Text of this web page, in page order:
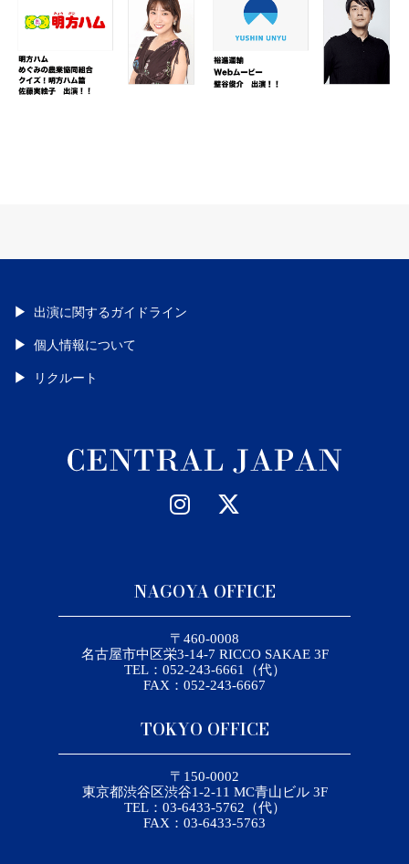
出演に関するガイドライン
個人情報について
リクルート
NAGOYA OFFICE
〒460-0008
名古屋市中区栄3-14-7 RICCO SAKAE 3F
TEL：052-243-6661（代）
FAX：052-243-6667
TOKYO OFFICE
〒150-0002
東京都渋谷区渋谷1-2-11 MC青山ビル 3F
TEL：03-6433-5762（代）
FAX：03-6433-5763